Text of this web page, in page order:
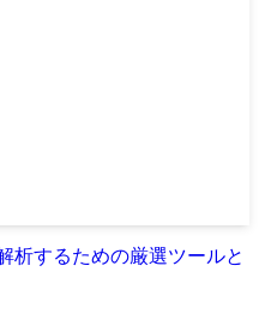
析するための厳選ツールと